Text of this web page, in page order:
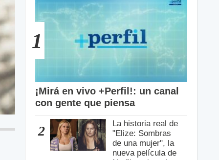
1
¡Mirá en vivo +Perfil!: un canal
con gente que piensa
2
La historia real de
"Elize: Sombras
de una mujer", la
nueva película de